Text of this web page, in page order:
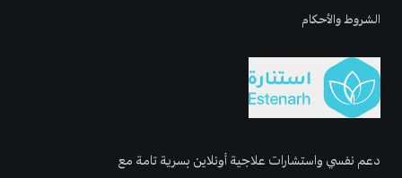
دعم نفسي واستشارات علاجية أونلاين بسرية تامة مع
الشروط والأحكام